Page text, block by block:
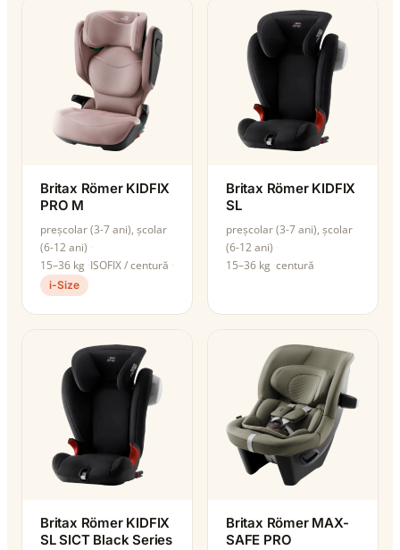
Britax Römer KIDFIX
PRO M
preșcolar (3-7 ani), școlar
(6-12 ani)
15–36 kg ISOFIX / centură
i-Size
Britax Römer KIDFIX
SL
preșcolar (3-7 ani), școlar
(6-12 ani)
15–36 kg centură
Britax Römer KIDFIX
SL SICT Black Series
Britax Römer MAX-
SAFE PRO